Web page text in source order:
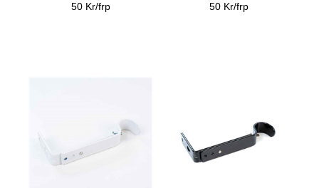
50 Kr/frp 50 Kr/frp